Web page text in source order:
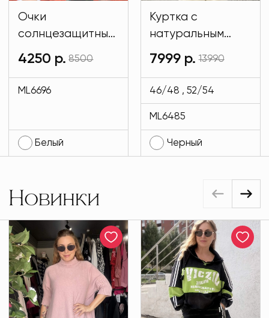
Очки
солнцезащитные
имиджевые
белого цвета
MODLAV ML6696-
4250 р. 8500
ML6696
Белый
Куртка с
натуральным
мехом и на
подкладе кролик
черного цвета
MODLAV ML6485-
13
7999 р. 13990
46/48 , 52/54
ML6485
Черный
Новинки